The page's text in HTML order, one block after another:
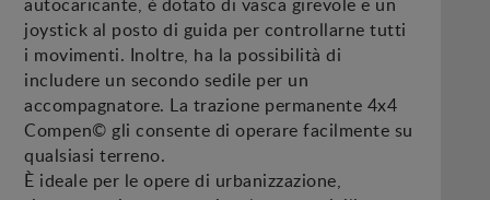
autocaricante, è dotato di vasca girevole e un
joystick al posto di guida per controllarne tutti
i movimenti. Inoltre, ha la possibilità di
includere un secondo sedile per un
accompagnatore. La trazione permanente 4x4
Compen© gli consente di operare facilmente su
qualsiasi terreno.
È ideale per le opere di urbanizzazione,